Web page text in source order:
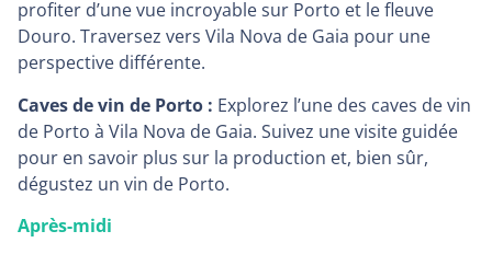
profiter d’une vue incroyable sur Porto et le fleuve
Douro. Traversez vers Vila Nova de Gaia pour une
perspective différente.
Caves de vin de Porto : Explorez l’une des caves de vin
de Porto à Vila Nova de Gaia. Suivez une visite guidée
pour en savoir plus sur la production et, bien sûr,
dégustez un vin de Porto.
Après-midi